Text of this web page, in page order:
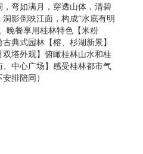
，弯如满月，穿透山体，清碧
影倒映江面，构成“水底有明
晚餐享用桂林特色【米粉
典式园林【榕、杉湖新景】
塔外观】俯瞰桂林山水和桂
中心广场】感受桂林都市气
排陪同）